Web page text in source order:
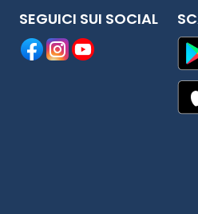
SEGUICI SUI SOCIAL